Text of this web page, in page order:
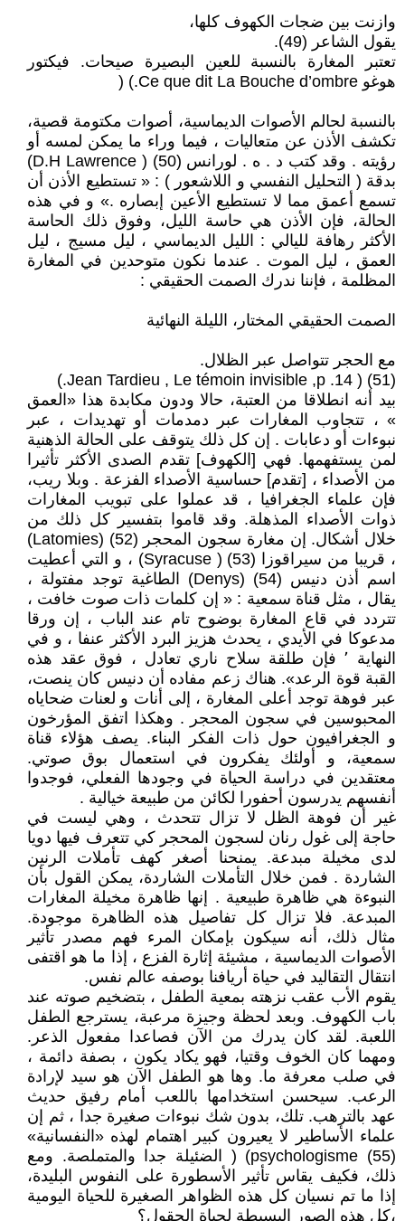
وازنت بين ضجات الكهوف كلها،
يقول الشاعر (49).
تعتبر المغارة بالنسبة للعين البصيرة صيحات. فيكتور
هوغو Ce que dit La Bouche d’ombre.) (
بالنسبة لحالم الأصوات الديماسية، أصوات مكتومة قصية،
تكشف الأذن عن متعاليات ، فيما وراء ما يمكن لمسه أو
رؤيته . وقد كتب د . ه . لورانس (50) ( D.H Lawrence)
بدقة ( التحليل النفسي و اللاشعور ) : « تستطيع الأذن أن
تسمع أعمق مما لا تستطيع الأعين إبصاره .» و في هذه
الحالة، فإن الأذن هي حاسة الليل، وفوق ذلك الحاسة
الأكثر رهافة لليالي : الليل الديماسي ، ليل مسيج ، ليل
العمق ، ليل الموت . عندما نكون متوحدين في المغارة
المظلمة ، فإننا ندرك الصمت الحقيقي :
الصمت الحقيقي المختار، الليلة النهائية
مع الحجر تتواصل عبر الظلال.
(51) ( Jean Tardieu , Le témoin invisible ,p .14.)
بيد أنه انطلاقا من العتبة، حالا ودون مكابدة هذا «العمق
» ، تتجاوب المغارات عبر دمدمات أو تهديدات ، عبر
نبوءات أو دعابات . إن كل ذلك يتوقف على الحالة الذهنية
لمن يستفهمها. فهي [الكهوف] تقدم الصدى الأكثر تأثيرا
من الأصداء ، [تقدم] حساسية الأصداء الفزعة . وبلا ريب،
فإن علماء الجغرافيا ، قد عملوا على تبويب المغارات
ذوات الأصداء المذهلة. وقد قاموا بتفسير كل ذلك من
خلال أشكال. إن مغارة سجون المحجر (52) (Latomies)
، قريبا من سيراقوزا (53) ( Syracuse) ، و التي أعطيت
اسم أذن دنيس (54) (Denys) الطاغية توجد مفتولة ،
يقال ، مثل قناة سمعية : « إن كلمات ذات صوت خافت ،
تتردد في قاع المغارة بوضوح تام عند الباب ، إن ورقا
مدعوكا في الأيدي ، يحدث هزيز البرد الأكثر عنفا ، و في
النهاية ٬ فإن طلقة سلاح ناري تعادل ، فوق عقد هذه
القبة قوة الرعد». هناك زعم مفاده أن دنيس كان ينصت،
عبر فوهة توجد أعلى المغارة ، إلى أنات و لعنات ضحاياه
المحبوسين في سجون المحجر . وهكذا اتفق المؤرخون
و الجغرافيون حول ذات الفكر البناء. يصف هؤلاء قناة
سمعية، و أولئك يفكرون في استعمال بوق صوتي.
معتقدين في دراسة الحياة في وجودها الفعلي، فوجدوا
أنفسهم يدرسون أحفورا لكائن من طبيعة خيالية .
غير أن فوهة الظل لا تزال تتحدث ، وهي ليست في
حاجة إلى غول رنان لسجون المحجر كي تتعرف فيها دويا
لدى مخيلة مبدعة. يمنحنا أصغر كهف تأملات الرنين
الشاردة . فمن خلال التأملات الشاردة، يمكن القول بأن
النبوءة هي ظاهرة طبيعية . إنها ظاهرة مخيلة المغارات
المبدعة. فلا تزال كل تفاصيل هذه الظاهرة موجودة.
مثال ذلك، أنه سيكون بإمكان المرء فهم مصدر تأثير
الأصوات الديماسية ، مشيئة إثارة الفزع ، إذا ما هو اقتفى
انتقال التقاليد في حياة أريافنا بوصفه عالم نفس.
يقوم الأب عقب نزهته بمعية الطفل ، بتضخيم صوته عند
باب الكهوف. وبعد لحظة وجيزة مرعبة، يسترجع الطفل
اللعبة. لقد كان يدرك من الآن فصاعدا مفعول الذعر.
ومهما كان الخوف وقتيا، فهو يكاد يكون ، بصفة دائمة ،
في صلب معرفة ما. وها هو الطفل الآن هو سيد لإرادة
الرعب. سيحسن استخدامها باللعب أمام رفيق حديث
عهد بالترهب. تلك، بدون شك نبوءات صغيرة جدا ، ثم إن
علماء الأساطير لا يعيرون كبير اهتمام لهذه «النفسانية»
(55) psychologisme) ( الضئيلة جدا والمتملصة. ومع
ذلك، فكيف يقاس تأثير الأسطورة على النفوس البليدة،
إذا ما تم نسيان كل هذه الظواهر الصغيرة للحياة اليومية
،كل هذه الصور البسيطة لحياة الحقول؟